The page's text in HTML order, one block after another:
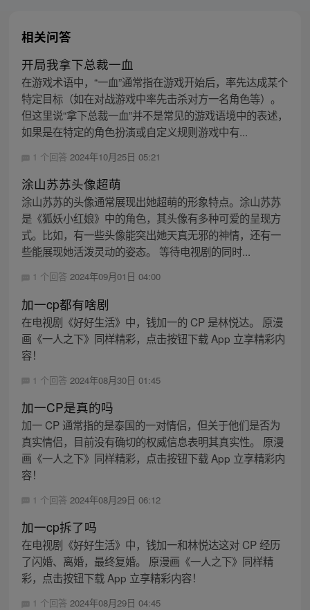
相关问答
开局我拿下总裁一血
在游戏术语中，“一血”通常指在游戏开始后，率先达成某个
特定目标（如在对战游戏中率先击杀对方一名角色等）。
但这里说“拿下总裁一血”并不是常见的游戏语境中的表述，
如果是在特定的角色扮演或自定义规则游戏中有...
1 个回答 2024年10月25日 05:21
涂山苏苏头像超萌
涂山苏苏的头像通常展现出她超萌的形象特点。涂山苏苏
是《狐妖小红娘》中的角色，其头像有多种可爱的呈现方
式。比如，有一些头像能突出她天真无邪的神情，还有一
些能展现她活泼灵动的姿态。 等待电视剧的同时...
1 个回答 2024年09月01日 04:00
加一cp都有啥剧
在电视剧《好好生活》中，钱加一的 CP 是林悦达。 原漫
画《一人之下》同样精彩，点击按钮下载 App 立享精彩内
容！
1 个回答 2024年08月30日 01:45
加一CP是真的吗
加一 CP 通常指的是泰国的一对情侣，但关于他们是否为
真实情侣，目前没有确切的权威信息表明其真实性。 原漫
画《一人之下》同样精彩，点击按钮下载 App 立享精彩内
容！
1 个回答 2024年08月29日 06:12
加一cp拆了吗
在电视剧《好好生活》中，钱加一和林悦达这对 CP 经历
了闪婚、离婚，最终复婚。 原漫画《一人之下》同样精
彩，点击按钮下载 App 立享精彩内容！
1 个回答 2024年08月29日 04:45